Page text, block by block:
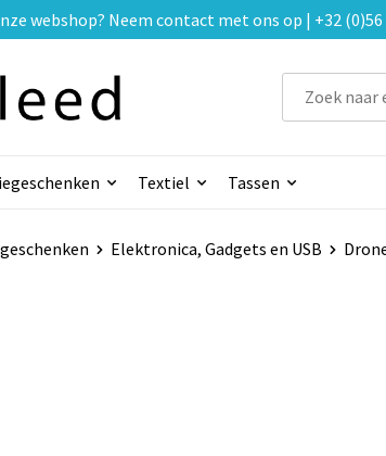
webshop? Neem contact met ons op | +32
Textiel Tassen
Elektronica, Gadgets en USB